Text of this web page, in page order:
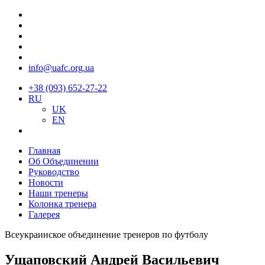
info@uafc.org.ua
+38 (093) 652-27-22
RU
UK
EN
Главная
Об Объединении
Руководство
Новости
Наши тренеры
Колонка тренера
Галерея
Всеукраинское объединение тренеров по футболу
Ущаповский Андрей Васильевич